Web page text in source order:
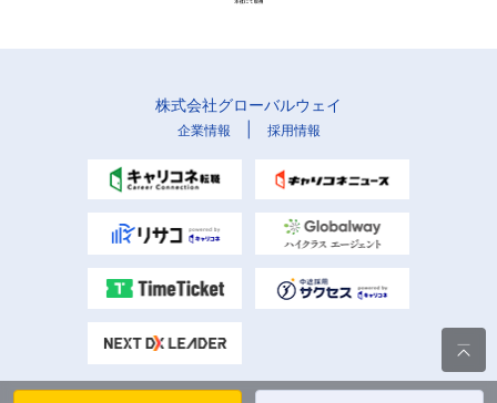
株式会社グローバルウェイ
企業情報 採用情報
